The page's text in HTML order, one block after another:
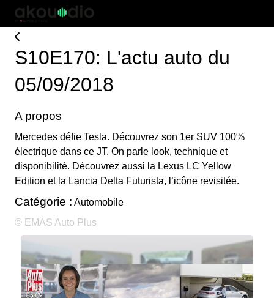
S10E170: L'actu auto du
05/09/2018
A propos
Mercedes défie Tesla. Découvrez son 1er SUV 100%
électrique dans ce JT. On parle look, technique et
disponibilité. Découvrez aussi la Lexus LC Yellow
Edition et la Lancia Delta Futurista, l’icône revisitée.
Catégorie : Automobile
© EMAS Auto Plus